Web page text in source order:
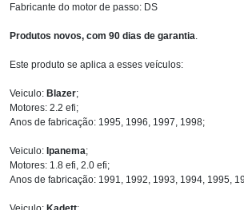
Fabricante do motor de passo: DS
Produtos novos, com 90 dias de garantia
Este produto se aplica a esses veículos:
Veiculo: Blazer;
Motores: 2.2 efi;
Anos de fabricação: 1995, 1996, 1997, 1998;
Veiculo: Ipanema;
Motores: 1.8 efi, 2.0 efi;
Anos de fabricação: 1991, 1992, 1993, 1994, 1995,